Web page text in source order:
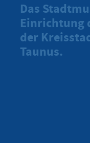
Das
Einrichtung
der
Taunus.